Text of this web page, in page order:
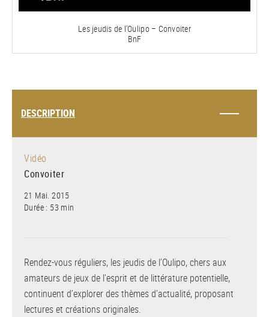
Les jeudis de l'Oulipo – Convoiter
BnF
DESCRIPTION
Vidéo
Convoiter
21 Mai. 2015
Durée : 53 min
Rendez-vous réguliers, les jeudis de l’Oulipo, chers aux
amateurs de jeux de l’esprit et de littérature potentielle,
continuent d’explorer des thèmes d’actualité, proposant
lectures et créations originales.